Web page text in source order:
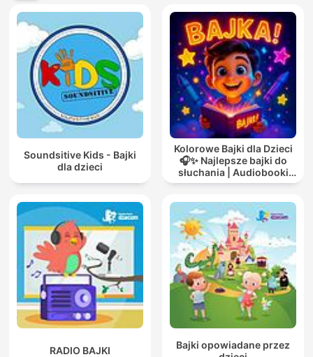
Soundsitive Kids - Bajki
dla dzieci
Kolorowe Bajki dla Dzieci
🎧✨ Najlepsze bajki do
słuchania | Audiobooki
dla dzieci ✨
RADIO BAJKI
Bajki opowiadane przez